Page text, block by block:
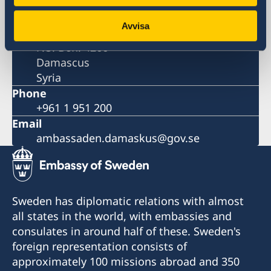
Avvisa
Embassy of Sweden
P.O. Box. 4266
Damascus
Syria
Phone
+961 1 951 200
Email
ambassaden.damaskus@gov.se
Sweden has diplomatic relations with almost
all states in the world, with embassies and
consulates in around half of these. Sweden's
foreign representation consists of
approximately 100 missions abroad and 350